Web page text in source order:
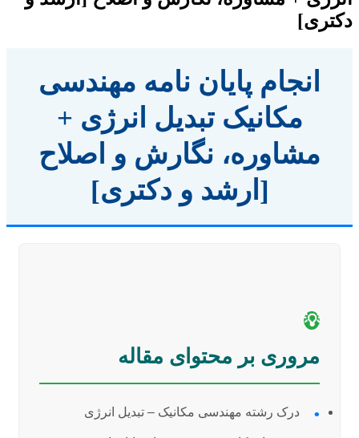
دکتری]
انجام پایان نامه مهندسی
مکانیک تبدیل انرژی +
مشاوره، نگارش و اصلاح
[ارشد و دکتری]
💡
مروری بر محتوای مقاله
• درک رشته مهندسی مکانیک – تبدیل انرژی